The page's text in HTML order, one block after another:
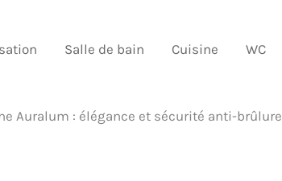
Salle de bain Cuisine WC
Auralum : élégance et sécurité anti-brûlure